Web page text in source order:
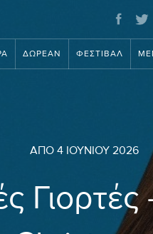
ΔΩΡΕΆΝ ΦΕΣΤΙΒΆΛ
ΑΠΌ 4 ΙΟΥΝΊΟΥ 2026